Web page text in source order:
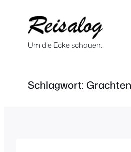
springenUm die Ecke schauen.
Schlagwort: Grachten